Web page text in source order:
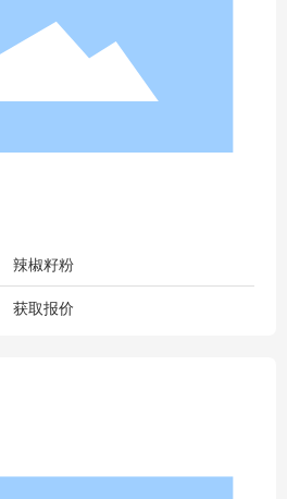
辣椒籽粉
获取报价